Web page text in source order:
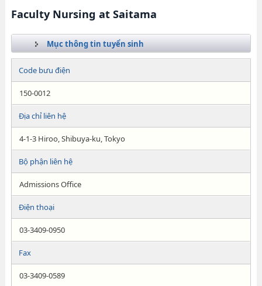
Faculty Nursing at Saitama
Mục thông tin tuyển sinh
Code bưu điện
150-0012
Địa chỉ liên hệ
4-1-3 Hiroo, Shibuya-ku, Tokyo
Bộ phận liên hệ
Admissions Office
Điện thoại
03-3409-0950
Fax
03-3409-0589